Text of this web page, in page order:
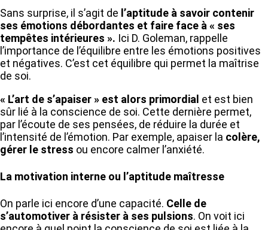
Sans surprise, il s’agit de l’aptitude à savoir contenir
ses émotions débordantes et faire face à « ses
tempêtes intérieures ». Ici D. Goleman, rappelle
l’importance de l’équilibre entre les émotions positives
et négatives. C’est cet équilibre qui permet la maîtrise
de soi.
« L’art de s’apaiser » est alors primordial et est bien
sûr lié à la conscience de soi. Cette dernière permet,
par l’écoute de ses pensées, de réduire la durée et
l’intensité de l’émotion. Par exemple, apaiser la colère,
gérer le stress ou encore calmer l’anxiété.
La motivation interne ou l’aptitude maîtresse
On parle ici encore d’une capacité. Celle de
s’automotiver à résister à ses pulsions. On voit ici